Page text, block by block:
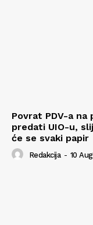
Povrat PDV-a
predati UIO-u,
će se svaki papir
Redakcija - 10